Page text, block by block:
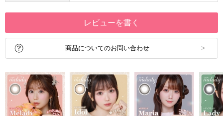
レビューを書く
商品についてのお問い合わせ